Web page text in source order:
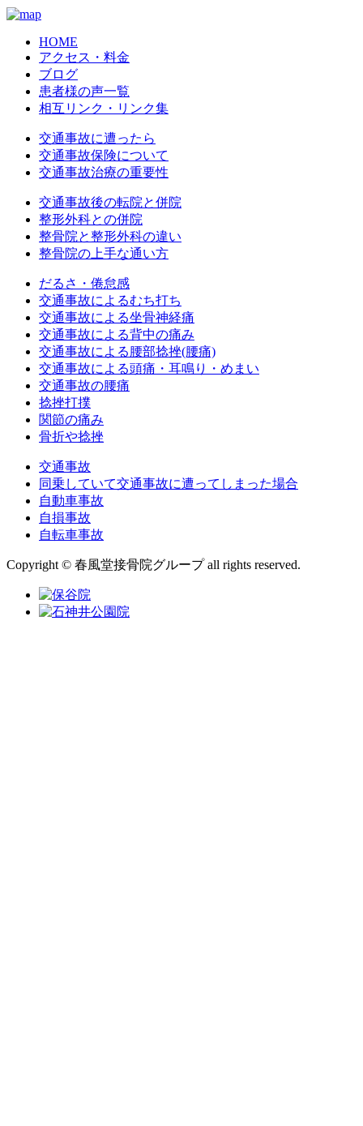
HOME
アクセス・料金
ブログ
患者様の声一覧
相互リンク・リンク集
交通事故に遭ったら
交通事故保険について
交通事故治療の重要性
交通事故後の転院と併院
整形外科との併院
整骨院と整形外科の違い
整骨院の上手な通い方
だるさ・倦怠感
交通事故によるむち打ち
交通事故による坐骨神経痛
交通事故による背中の痛み
交通事故による腰部捻挫(腰痛)
交通事故による頭痛・耳鳴り・めまい
交通事故の腰痛
捻挫打撲
関節の痛み
骨折や捻挫
交通事故
同乗していて交通事故に遭ってしまった場合
自動車事故
自損事故
自転車事故
Copyright © 春風堂接骨院グループ all rights reserved.